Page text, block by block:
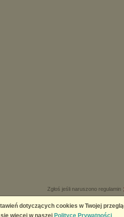
Zgłoś jeśli naruszono regulamin
Copyright © 2026
dotyczących cookies w Twojej
więcej w naszej Polityce Prywatności